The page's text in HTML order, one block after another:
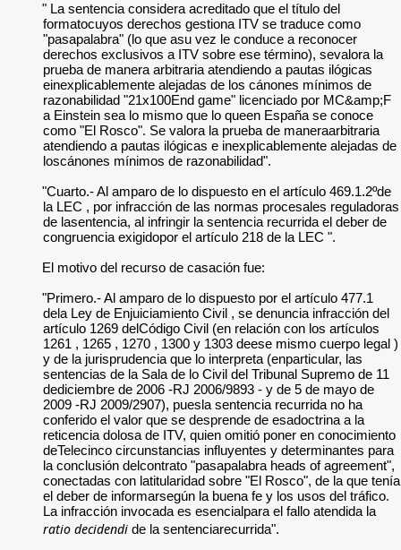
" La sentencia considera acreditado que el título del
formatocuyos derechos gestiona ITV se traduce como
"pasapalabra" (lo que asu vez le conduce a reconocer
derechos exclusivos a ITV sobre ese término), sevalora la
prueba de manera arbitraria atendiendo a pautas ilógicas
einexplicablemente alejadas de los cánones mínimos de
razonabilidad "21x100End game" licenciado por MC&amp;F
a Einstein sea lo mismo que lo queen España se conoce
como "El Rosco". Se valora la prueba de maneraarbitraria
atendiendo a pautas ilógicas e inexplicablemente alejadas de
loscánones mínimos de razonabilidad".
"Cuarto.- Al amparo de lo dispuesto en el artículo 469.1.2ºde
la LEC , por infracción de las normas procesales reguladoras
de lasentencia, al infringir la sentencia recurrida el deber de
congruencia exigidopor el artículo 218 de la LEC ".
El motivo del recurso de casación fue:
"Primero.- Al amparo de lo dispuesto por el artículo 477.1
dela Ley de Enjuiciamiento Civil , se denuncia infracción del
artículo 1269 delCódigo Civil (en relación con los artículos
1261 , 1265 , 1270 , 1300 y 1303 deese mismo cuerpo legal )
y de la jurisprudencia que lo interpreta (enparticular, las
sentencias de la Sala de lo Civil del Tribunal Supremo de 11
dediciembre de 2006 -RJ 2006/9893 - y de 5 de mayo de
2009 -RJ 2009/2907), puesla sentencia recurrida no ha
conferido el valor que se desprende de esadoctrina a la
reticencia dolosa de ITV, quien omitió poner en conocimiento
deTelecinco circunstancias influyentes y determinantes para
la conclusión delcontrato "pasapalabra heads of agreement",
conectadas con latitularidad sobre "El Rosco", de la que tenía
el deber de informarsegún la buena fe y los usos del tráfico.
La infracción invocada es esencialpara el fallo atendida la
ratio decidendi de la sentenciarecurrida".